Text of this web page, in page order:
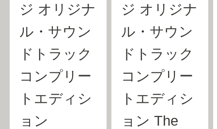
ジ オリジナ
ル・サウン
ドトラック
コンプリー
トエディシ
ョン
ジ オリジナ
ル・サウン
ドトラック
コンプリー
トエディシ
ョン The